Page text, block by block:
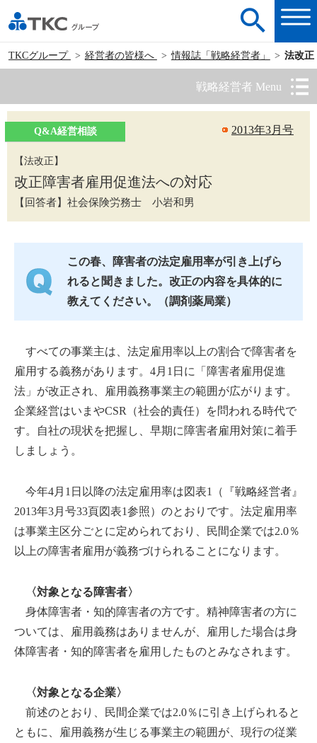
TKCグループ 経営者の皆様へ 情報誌「戦略経営者」 法改正
戦略経営者 Menu
2013年3月号
Q&A経営相談
【法改正】
改正障害者雇用促進法への対応
【回答者】社会保険労務士 小岩和男
この春、障害者の法定雇用率が引き上げら
れると聞きました。改正の内容を具体的に
教えてください。（調剤薬局業）
すべての事業主は、法定雇用率以上の割合で障害者を
雇用する義務があります。4月1日に「障害者雇用促進
法」が改正され、雇用義務事業主の範囲が広がります。
企業経営はいまやCSR（社会的責任）を問われる時代で
す。自社の現状を把握し、早期に障害者雇用対策に着手
しましょう。
今年4月1日以降の法定雇用率は図表1（『戦略経営者』
2013年3月号33頁図表1参照）のとおりです。法定雇用率
は事業主区分ごとに定められており、民間企業では2.0％
以上の障害者雇用が義務づけられることになります。
〈対象となる障害者〉
身体障害者・知的障害者の方です。精神障害者の方に
ついては、雇用義務はありませんが、雇用した場合は身
体障害者・知的障害者を雇用したものとみなされます。
〈対象となる企業〉
前述のとおり、民間企業では2.0％に引き上げられると
ともに、雇用義務が生じる事業主の範囲が、現行の従業